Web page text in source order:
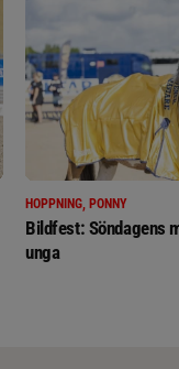
HOPPNING, PONNY
Bildfest: Söndagens
unga